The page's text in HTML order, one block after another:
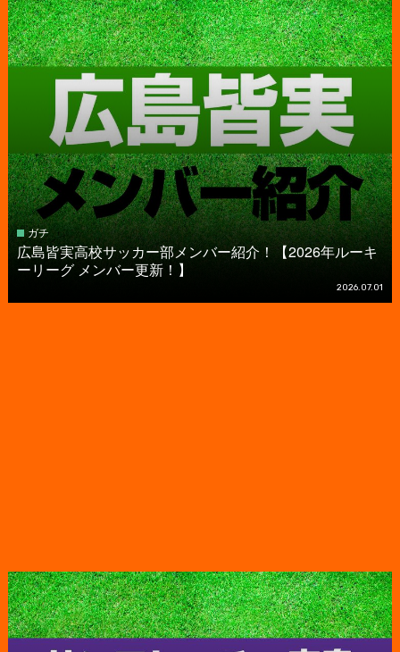
ガチ
広島皆実高校サッカー部メンバー紹介！【2026年ルーキ
ーリーグ メンバー更新！】
2026.07.01